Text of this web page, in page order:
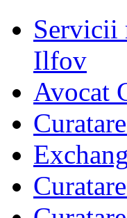
Servicii
Ilfov
Avocat